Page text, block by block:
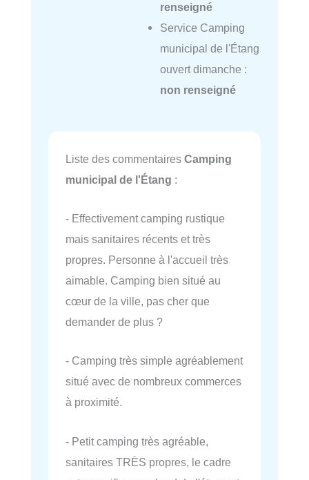
renseigné
Service Camping
municipal de l'Étang
ouvert dimanche :
non renseigné
Liste des commentaires Camping
municipal de l'Étang :
- Effectivement camping rustique
mais sanitaires récents et très
propres. Personne à l'accueil très
aimable. Camping bien situé au
cœur de la ville, pas cher que
demander de plus ?
- Camping très simple agréablement
situé avec de nombreux commerces
à proximité.
- Petit camping très agréable,
sanitaires TRÈS propres, le cadre